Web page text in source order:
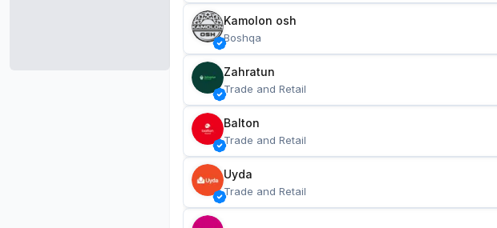
Kamolon osh
Boshqa
Zahratun
Trade and Retail
Balton
Trade and Retail
Uyda
Trade and Retail